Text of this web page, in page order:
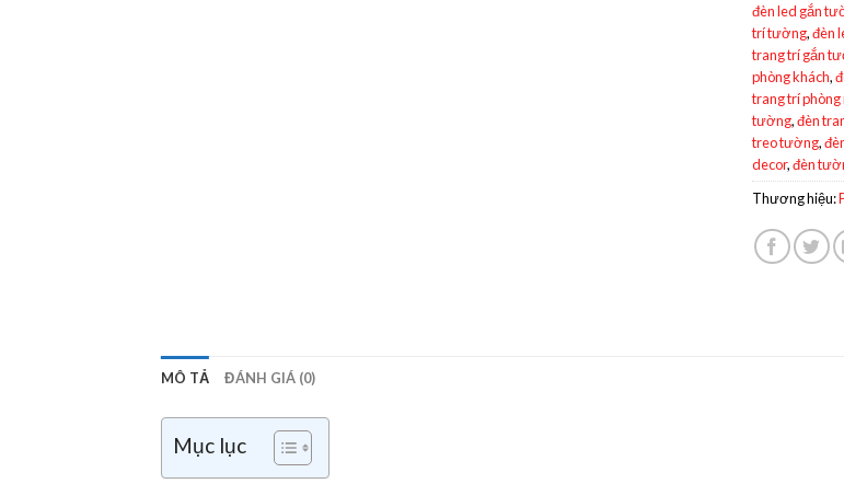
đèn led gắn
trí tường,đèn
trang trí gắn
phòng khách,
trang trí phòng
tường,đèn
treo tường,
decor,đèn
Thương hiệu:
MÔ TẢ ĐÁNH GIÁ (0)
Mục lục